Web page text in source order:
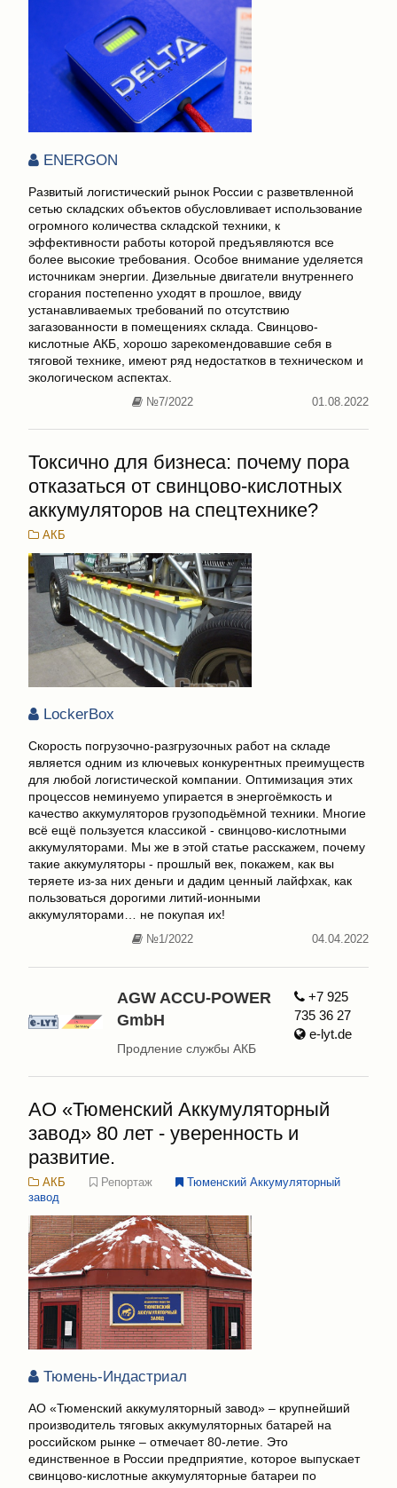
ENERGON
Развитый логистический рынок России с разветвленной
сетью складских объектов обусловливает использование
огромного количества складской техники, к
эффективности работы которой предъявляются все
более высокие требования. Особое внимание уделяется
источникам энергии. Дизельные двигатели внутреннего
сгорания постепенно уходят в прошлое, ввиду
устанавливаемых требований по отсутствию
загазованности в помещениях склада. Свинцово-
кислотные АКБ, хорошо зарекомендовавшие себя в
тяговой технике, имеют ряд недостатков в техническом и
экологическом аспектах.
№7/2022 01.08.2022
Токсично для бизнеса: почему пора
отказаться от свинцово-кислотных
аккумуляторов на спецтехнике?
АКБ
LockerBox
Скорость погрузочно-разгрузочных работ на складе
является одним из ключевых конкурентных преимуществ
для любой логистической компании. Оптимизация этих
процессов неминуемо упирается в энергоёмкость и
качество аккумуляторов грузоподьёмной техники. Многие
всё ещё пользуется классикой - свинцово-кислотными
аккумуляторами. Мы же в этой статье расскажем, почему
такие аккумуляторы - прошлый век, покажем, как вы
теряете из-за них деньги и дадим ценный лайфхак, как
пользоваться дорогими литий-ионными
аккумуляторами… не покупая их!
№1/2022 04.04.2022
AGW ACCU-POWER
GmbH
Продление службы АКБ
+7 925
735 36 27
e-lyt.de
АО «Тюменский Аккумуляторный
завод» 80 лет - уверенность и
развитие.
АКБ Репортаж
Тюменский Аккумуляторный
завод
Тюмень-Индастриал
АО «Тюменский аккумуляторный завод» – крупнейший
производитель тяговых аккумуляторных батарей на
российском рынке – отмечает 80-летие. Это
единственное в России предприятие, которое выпускает
свинцово-кислотные аккумуляторные батареи по